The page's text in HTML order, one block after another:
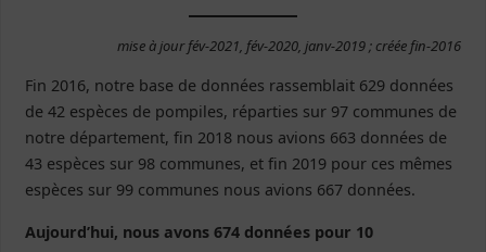
mise à jour fév-2021, fév-2020, janv-2019 ; créée fin-2016
Fin 2016, notre base de données rassemblait 629 données
de 42 espèces de pompiles, réparties sur 97 communes de
notre département, fin 2018 nous avions 663 données de
43 espèces sur 98 communes, et fin 2019 pour ces mêmes
espèces sur 99 communes nous avions 667 données.
Aujourd’hui, nous avons 674 données pour 10